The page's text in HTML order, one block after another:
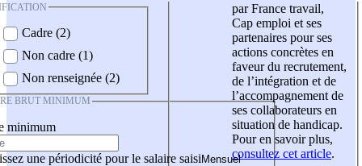
Cadre (2)
Non cadre (1)
Non renseignée (2)
BRUT MINIMUM
minimum
une périodicité pour le salaire saisi
par France travail,
Cap emploi et ses
partenaires pour ses
actions concrètes en
faveur du recrutement,
de l’intégration et de
l’accompagnement de
ses collaborateurs en
situation de handicap.
Pour en savoir plus,
consultez cet article.